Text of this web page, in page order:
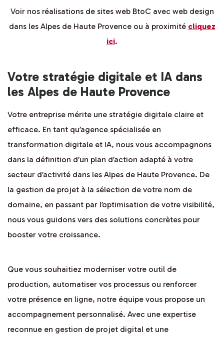
Voir nos réalisations de sites web BtoC avec web design
dans les Alpes de Haute Provence ou à proximité cliquez
ici.
Votre stratégie digitale et IA dans
les Alpes de Haute Provence
Votre entreprise mérite une stratégie digitale claire et
efficace. En tant qu’agence spécialisée en
transformation digitale et IA, nous vous accompagnons
dans la définition d’un plan d’action adapté à votre
secteur d’activité dans les Alpes de Haute Provence. De
la gestion de projet à la sélection de votre nom de
domaine, en passant par l’optimisation de votre visibilité,
nous vous guidons vers des solutions concrètes pour
booster votre croissance.
Que vous souhaitiez moderniser votre outil de
production, automatiser vos processus ou renforcer
votre présence en ligne, notre équipe vous propose un
accompagnement personnalisé. Avec une expertise
reconnue en gestion de projet digital et une